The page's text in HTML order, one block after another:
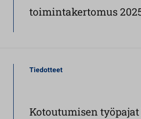
toimintakertomus
Tiedotteet
Kotoutumisen